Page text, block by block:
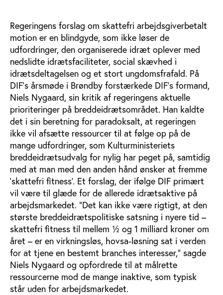
Regeringens forslag om skattefri arbejdsgiverbetalt
motion er en blindgyde, som ikke løser de
udfordringer, den organiserede idræt oplever med
nedslidte idrætsfaciliteter, social skævhed i
idrætsdeltagelsen og et stort ungdomsfrafald. På
DIF's årsmøde i Brøndby forstærkede DIF's formand,
Niels Nygaard, sin kritik af regeringens aktuelle
prioriteringer på breddeidrætsområdet. Han kaldte
det i sin beretning for paradoksalt, at regeringen
ikke vil afsætte ressourcer til at følge op på de
mange udfordringer, som Kulturministeriets
breddeidrætsudvalg for nylig har peget på, samtidig
med at man med den anden hånd ønsker at fremme
'skattefri fitness'. Et forslag, der ifølge DIF primært
vil være til glæde for de allerede idrætsaktive på
arbejdsmarkedet. "Det kan ikke være rigtigt, at den
største breddeidrætspolitiske satsning i nyere tid –
skattefri fitness til mellem ½ og 1 milliard kroner om
året – er en virkningsløs, hovsa-løsning sat i verden
for at tjene en bestemt branches interesser," sagde
Niels Nygaard og opfordrede til at målrette
ressourcerne mod de mange inaktive, som typisk
står uden for arbejdsmarkedet.